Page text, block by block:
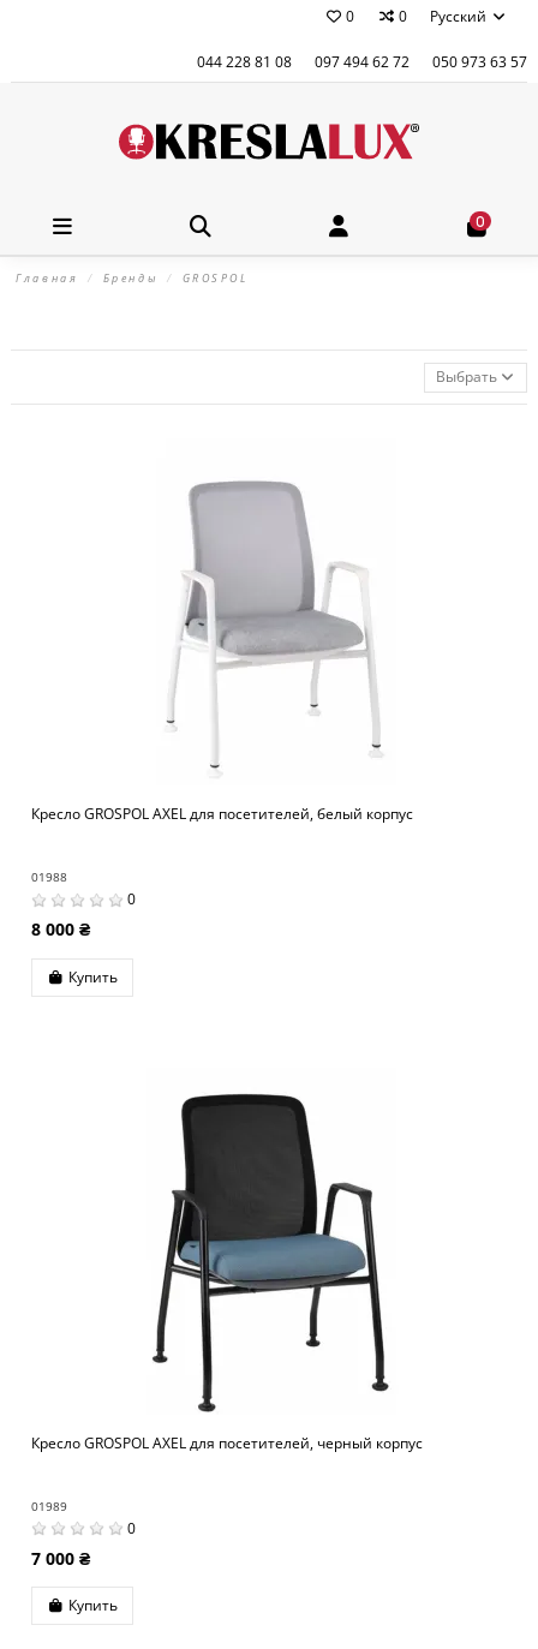
0 0 Русский
044 228 81 08 097 494 62 72 050 973 63 57
0
Главная Бренды GROSPOL
Выбрать
Кресло GROSPOL AXEL для посетителей, белый корпус
01988
0
8 000 ₴
Купить
Кресло GROSPOL AXEL для посетителей, черный корпус
01989
0
7 000 ₴
Купить